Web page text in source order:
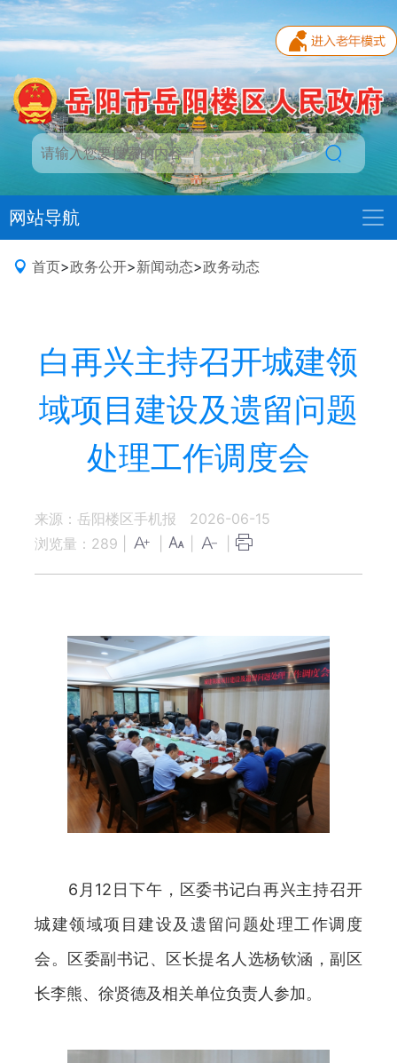
网站导航
首页>政务公开>新闻动态>政务动态
白再兴主持召开城建领
域项目建设及遗留问题
处理工作调度会
来源：岳阳楼区手机报
2026-06-15
浏览量： 289
6月12日下午，区委书记白再兴主持召开
城建领域项目建设及遗留问题处理工作调度
会。区委副书记、区长提名人选杨钦涵，副区
长李熊、徐贤德及相关单位负责人参加。